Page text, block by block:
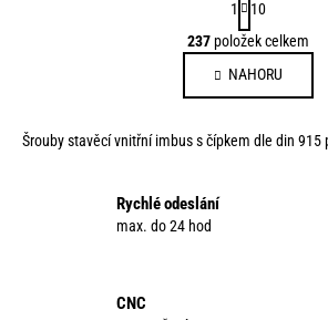
O
v
l
á
a
r
á
o
1
10
237položek celkem
NAHORU
Šrouby stavěcí vnitřní imbus s čípkem dle din 915
Rychlé odeslání
max. do 24 hod
CNC